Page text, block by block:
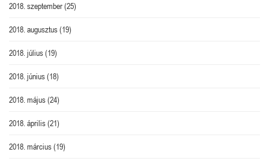
2018. szeptember(25)
2018. augusztus(19)
2018. július(19)
2018. június(18)
2018. május(24)
2018. április(21)
2018. március(19)